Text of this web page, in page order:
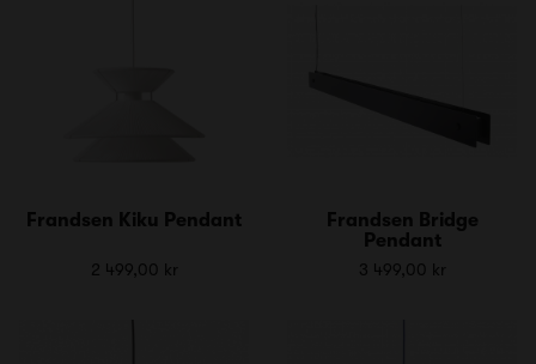
Frandsen Kiku Pendant
2 499,00 kr
Frandsen Bridge
Pendant
3 499,00 kr